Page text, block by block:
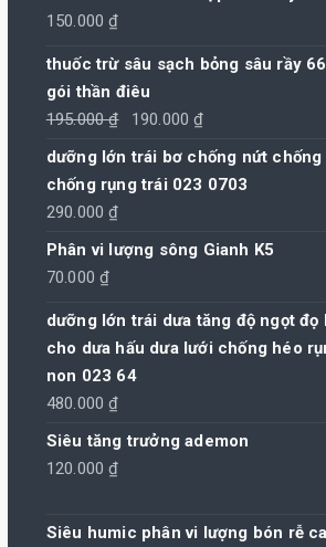
150.000₫
thuốc trừ sâu sạch bỏng sâu rầy
gói thần điêu
195.000₫
Giá
gốc
190.000₫
hiện
tại
dưỡng lớn trái bơ chống nứt chống
chống rụng trái 023 0703
290.000₫
Phân vi lượng sông Gianh K5
70.000₫
dưỡng lớn trái dưa tăng độ ngọt đọ
cho dưa hấu dưa lưới chống héo
non 023 64
480.000₫
Siêu tăng trưởng ademon
120.000₫
Siêu humic phân vi lượng bón rễ